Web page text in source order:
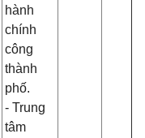
hành
chính
công
thành
phố.
- Trung
tâm